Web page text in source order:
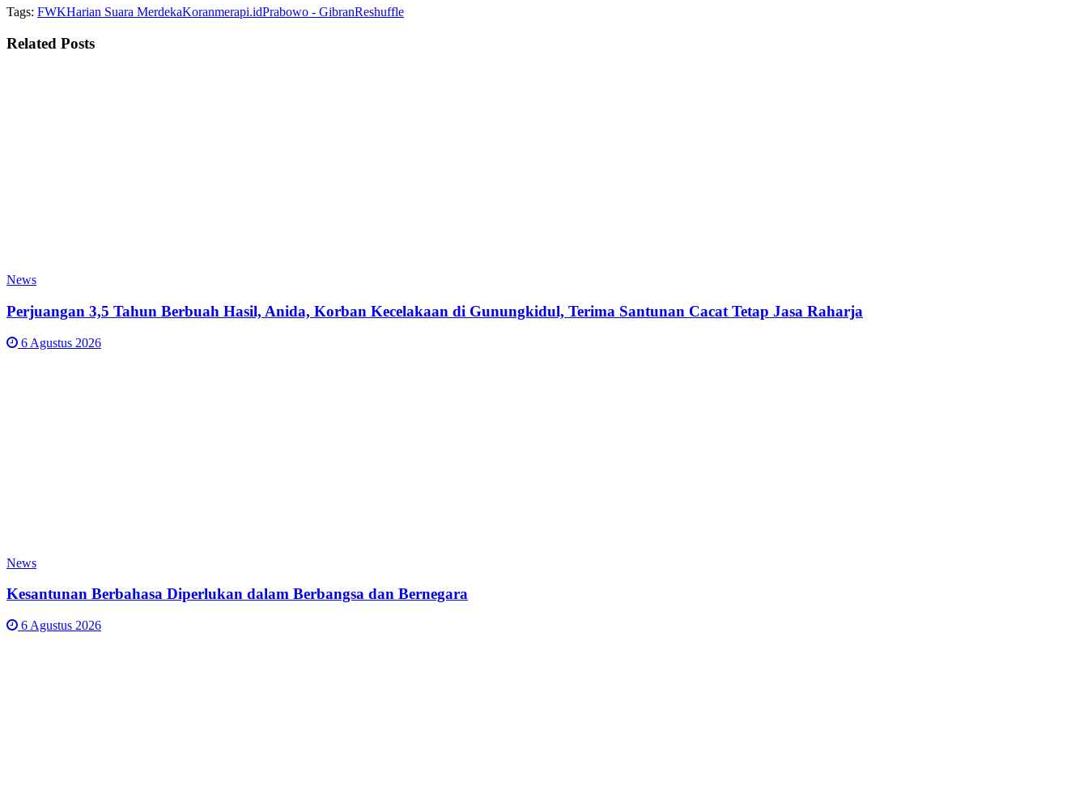
Tags: FWKHarian Suara MerdekaKoranmerapi.idPrabowo - GibranReshuffle
Related Posts
News
Perjuangan 3,5 Tahun Berbuah Hasil, Anida, Korban Kecelakaan di Gunungkidul, Terima Santunan Cacat Tetap Jasa Raharja
6 Agustus 2026
News
Kesantunan Berbahasa Diperlukan dalam Berbangsa dan Bernegara
6 Agustus 2026